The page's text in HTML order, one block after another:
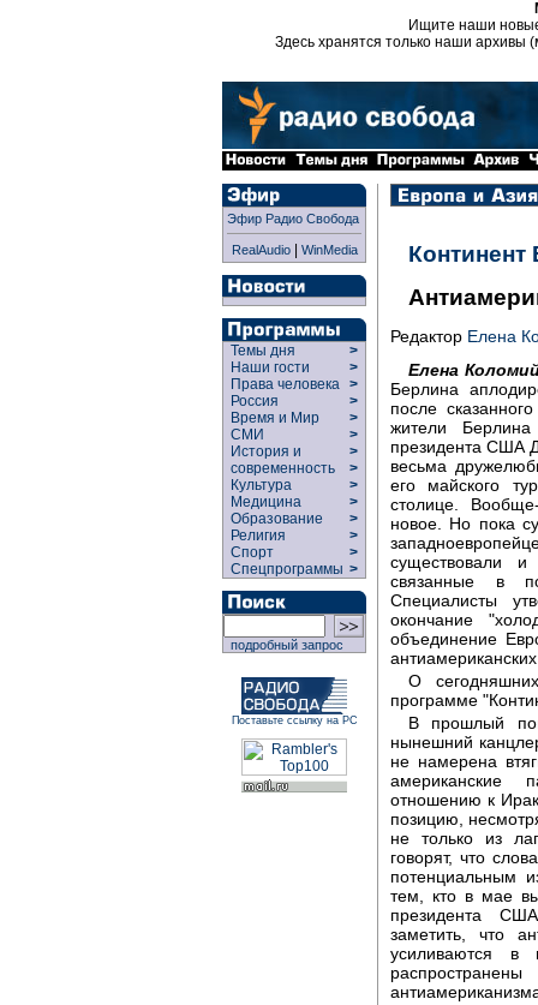
Ищите наши
Здесь хранятся только наши архивы
Эфир Радио Свобода
RealAudio| WinMedia
Темы дня
>
Наши гости
>
Права человека >
Россия
>
Время и Мир
>
СМИ
>
История и
современность
>
>
Культура
>
Медицина
>
Образование
>
Религия
>
Спорт
>
Спецпрограммы >
подробный запрос
Поставьте ссылку на РС
Континент
Редактор Елена
Елена
Берлина
после
жители
президента США
весьма
его майского
столице.
новое. Но пока
существовали и
связанные в
Специалисты
окончание
объединение
О
программе
В прошлый
нынешний
не намерена
американские
отношению к
позицию,
не только из
говорят, что
потенциальным
тем, кто в мае
президента
заметить, что
усиливаются